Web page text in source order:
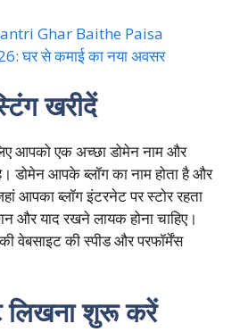
Ghar Baithe Paisa
घर से कमाई का नया अवसर
खरीदें
आपको एक अच्छा डोमेन नाम और
डोमेन आपके ब्लॉग का नाम होता है और
आपका ब्लॉग इंटरनेट पर स्टोर रहता
और याद रखने लायक होना चाहिए।
वेबसाइट की स्पीड और परफॉर्मेंस
लिखना शुरू करें